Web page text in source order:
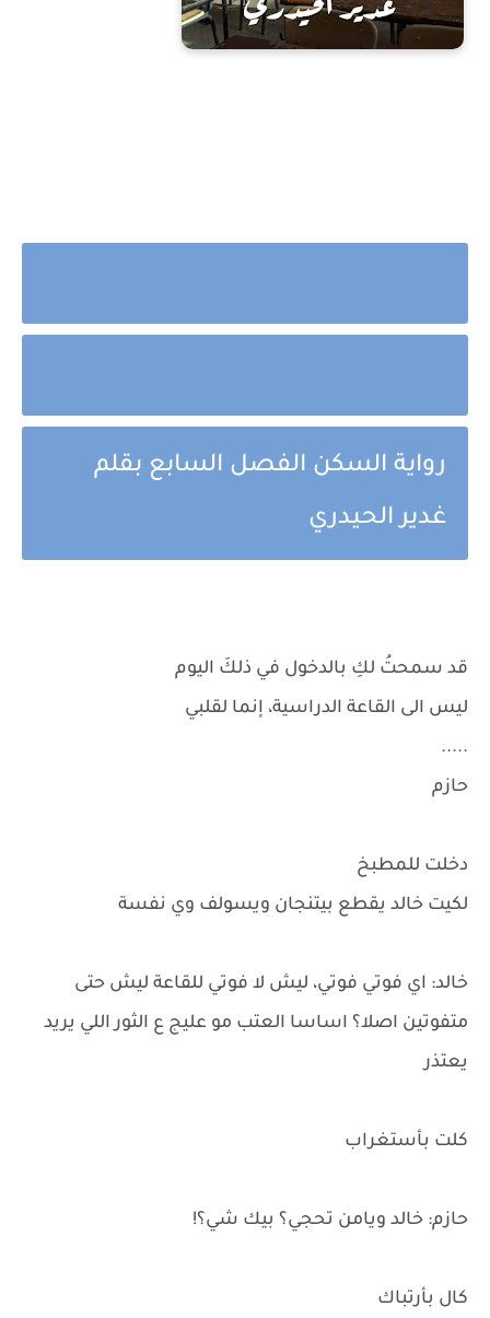
رواية السكن الفصل السابع بقلم
غدير الحيدري
قد سمحتُ لكِ بالدخول في ذلكَ اليوم
ليس الى القاعة الدراسية، إنما لقلبي
.....
حازم
دخلت للمطبخ
لكيت خالد يقطع بيتنجان ويسولف وي نفسة
خالد: اي فوتي فوتي، ليش لا فوتي للقاعة ليش حتى
متفوتين اصلا؟ اساسا العتب مو عليج ع الثور اللي يريد
يعتذر
كلت بأستغراب
حازم: خالد ويامن تحجي؟ بيك شي؟!
كال بأرتباك